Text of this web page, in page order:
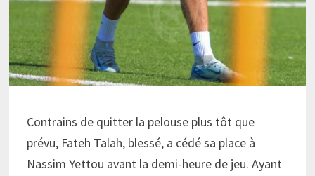
Contrains de quitter la pelouse plus tôt que
prévu, Fateh Talah, blessé, a cédé sa place à
Nassim Yettou avant la demi-heure de jeu. Ayant